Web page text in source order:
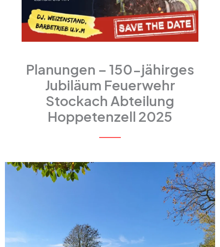
Planungen – 150-jähirges
Jubiläum Feuerwehr
Stockach Abteilung
Hoppetenzell 2025